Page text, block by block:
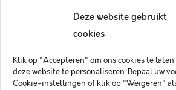
Deze website gebruikt
cookies
Klik op "Accepteren" om ons cookies te
deze website te personaliseren. Bepaal uw
Cookie-instellingen of klik op "Weigeren"
Vastgoedmakelaar-bemiddelaar BIV